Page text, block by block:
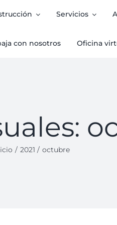
Servicios
con nosotros Oficina
2021 octubre